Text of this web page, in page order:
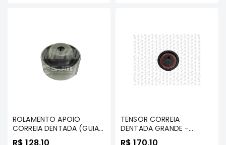
Transmissão
e
Full
ROLAMENTO APOIO
CORREIA DENTADA (GUIA)
- AIRTREK/ GRANDIS 2.4
TENSOR CORREIA
DENTADA GRANDE -
AIRTREK/ GRANDIS 2.4 16v